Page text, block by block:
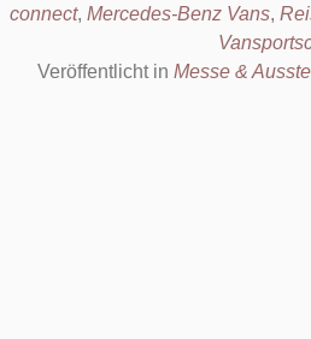
connect, Mercedes-Benz Vans,
Veröffentlicht in Messe &